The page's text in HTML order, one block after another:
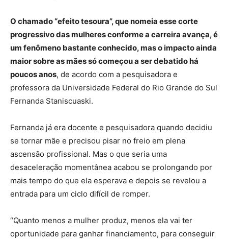
O chamado “efeito tesoura”, que nomeia esse corte
progressivo das mulheres conforme a carreira avança, é
um fenômeno bastante conhecido, mas o impacto ainda
maior sobre as mães só começou a ser debatido há
poucos anos, de acordo com a pesquisadora e
professora da Universidade Federal do Rio Grande do Sul
Fernanda Staniscuaski.
Fernanda já era docente e pesquisadora quando decidiu
se tornar mãe e precisou pisar no freio em plena
ascensão profissional. Mas o que seria uma
desaceleração momentânea acabou se prolongando por
mais tempo do que ela esperava e depois se revelou a
entrada para um ciclo difícil de romper.
“Quanto menos a mulher produz, menos ela vai ter
oportunidade para ganhar financiamento, para conseguir